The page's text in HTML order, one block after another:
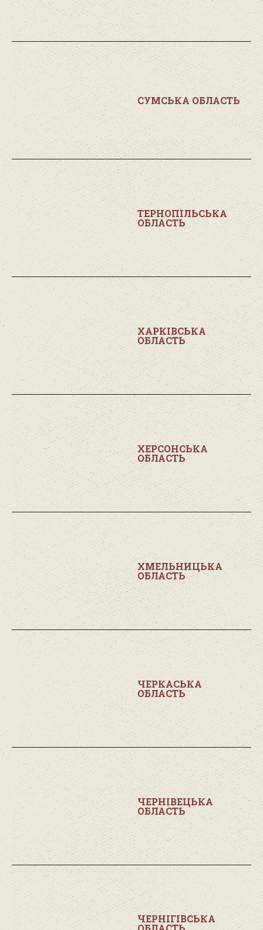
СУМСЬКА ОБЛАСТЬ
ТЕРНОПІЛЬСЬКА
ОБЛАСТЬ
ХАРКІВСЬКА
ОБЛАСТЬ
ХЕРСОНСЬКА
ОБЛАСТЬ
ХМЕЛЬНИЦЬКА
ОБЛАСТЬ
ЧЕРКАСЬКА
ОБЛАСТЬ
ЧЕРНІВЕЦЬКА
ОБЛАСТЬ
ЧЕРНІГІВСЬКА